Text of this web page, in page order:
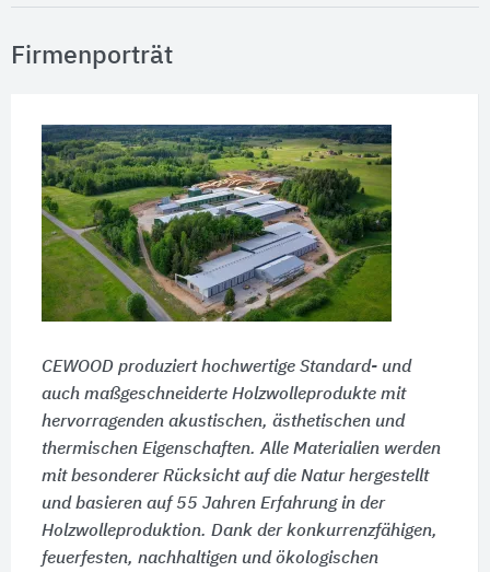
Firmenporträt
CEWOOD produziert hochwertige Standard- und
auch maßgeschneiderte Holzwolleprodukte mit
hervorragenden akustischen, ästhetischen und
thermischen Eigenschaften. Alle Materialien werden
mit besonderer Rücksicht auf die Natur hergestellt
und basieren auf 55 Jahren Erfahrung in der
Holzwolleproduktion. Dank der konkurrenzfähigen,
feuerfesten, nachhaltigen und ökologischen